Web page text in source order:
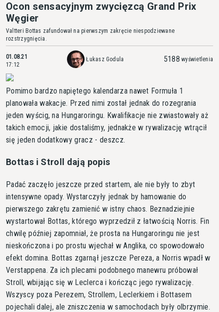
Ocon sensacyjnym zwycięzcą Grand Prix
Węgier
Valtteri Bottas zafundował na pierwszym zakręcie niespodziewane
rozstrzygnięcia.
01.08.21
17:12
Łukasz Godula 5188 wyświetlenia
Pomimo bardzo napiętego kalendarza nawet Formuła 1
planowała wakacje. Przed nimi został jednak do rozegrania
jeden wyścig, na Hungaroringu. Kwalifikacje nie zwiastowały aż
takich emocji, jakie dostaliśmy, jednakże w rywalizację wtrącił
się jeden dodatkowy gracz - deszcz.
Bottas i Stroll dają popis
Padać zaczęło jeszcze przed startem, ale nie były to zbyt
intensywne opady. Wystarczyły jednak by hamowanie do
pierwszego zakrętu zamienić w istny chaos. Beznadziejnie
wystartował Bottas, którego wyprzedził z łatwością Norris. Fin
chwilę później zapomniał, że prosta na Hungaroringu nie jest
nieskończona i po prostu wjechał w Anglika, co spowodowało
efekt domina. Bottas zgarnął jeszcze Pereza, a Norris wpadł w
Verstappena. Za ich plecami podobnego manewru próbował
Stroll, wbijając się w Leclerca i kończąc jego rywalizację.
Wszyscy poza Perezem, Strollem, Leclerkiem i Bottasem
pojechali dalej, ale zniszczenia w samochodach były olbrzymie.